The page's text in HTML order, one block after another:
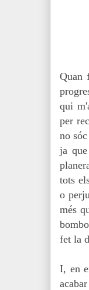
Quan
qui
per
no
ja
tots
o
més
fet la
I, en